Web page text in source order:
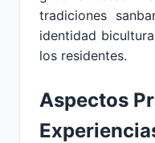
tradiciones
identidad
los residentes.
Aspectos